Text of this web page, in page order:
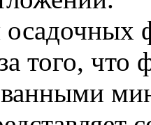
того, что